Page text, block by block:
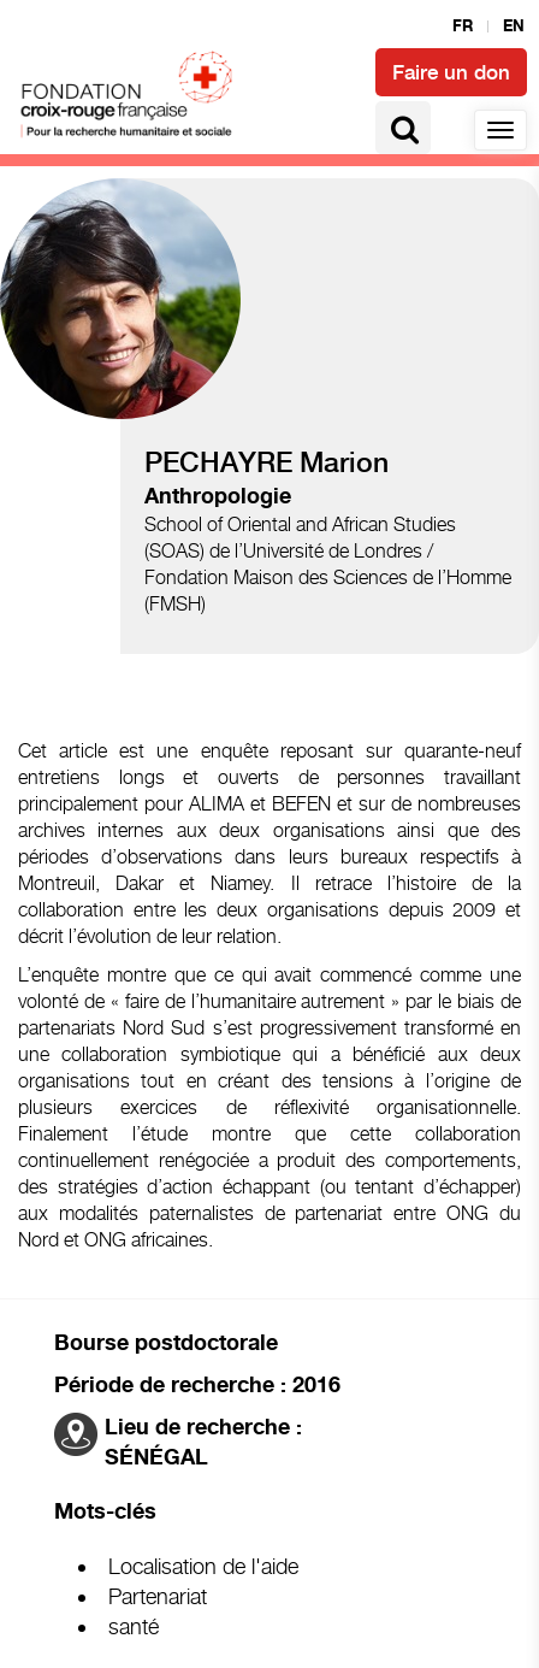
FR EN
Faire un don
Transition humanitaire
PECHAYRE Marion
Anthropologie
School of Oriental and African Studies
(SOAS) de l’Université de Londres /
Fondation Maison des Sciences de l’Homme
(FMSH)
Cet article est une enquête reposant sur quarante-neuf
entretiens longs et ouverts de personnes travaillant
principalement pour ALIMA et BEFEN et sur de nombreuses
archives internes aux deux organisations ainsi que des
périodes d’observations dans leurs bureaux respectifs à
Montreuil, Dakar et Niamey. Il retrace l’histoire de la
collaboration entre les deux organisations depuis 2009 et
décrit l’évolution de leur relation.
L’enquête montre que ce qui avait commencé comme une
volonté de « faire de l’humanitaire autrement » par le biais de
partenariats Nord Sud s’est progressivement transformé en
une collaboration symbiotique qui a bénéficié aux deux
organisations tout en créant des tensions à l’origine de
plusieurs exercices de réflexivité organisationnelle.
Finalement l’étude montre que cette collaboration
continuellement renégociée a produit des comportements,
des stratégies d’action échappant (ou tentant d’échapper)
aux modalités paternalistes de partenariat entre ONG du
Nord et ONG africaines.
Bourse postdoctorale
Période de recherche : 2016
Lieu de recherche :
SÉNÉGAL
Mots-clés
Localisation de l'aide
Partenariat
santé